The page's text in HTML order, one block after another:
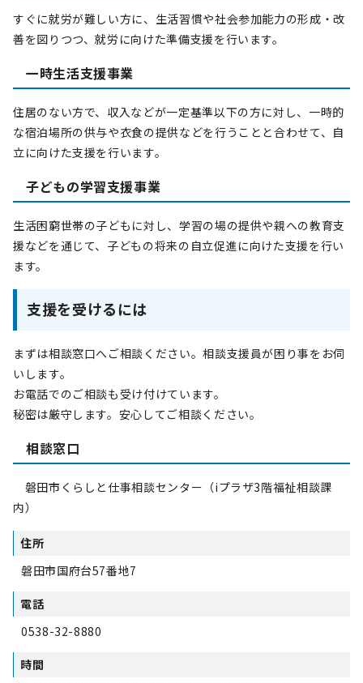
すぐに就労が難しい方に、生活習慣や社会参加能力の形成・改
善を図りつつ、就労に向けた準備支援を行います。
一時生活支援事業
住居のない方で、収入などが一定基準以下の方に対し、一時的
な宿泊場所の供与や衣食の提供などを行うことと合わせて、自
立に向けた支援を行います。
子どもの学習支援事業
生活困窮世帯の子どもに対し、学習の場の提供や親への教育支
援などを通じて、子どもの将来の自立促進に向けた支援を行い
ます。
支援を受けるには
まずは相談窓口へご相談ください。相談支援員が困り事をお伺
いします。
お電話でのご相談も受け付けています。
秘密は厳守します。安心してご相談ください。
相談窓口
磐田市くらしと仕事相談センター（iプラザ3階福祉相談課
内）
住所
磐田市国府台57番地7
電話
0538-32-8880
時間